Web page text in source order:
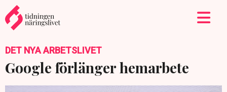
DET NYA ARBETSLIVET
Google förlänger hemarbete